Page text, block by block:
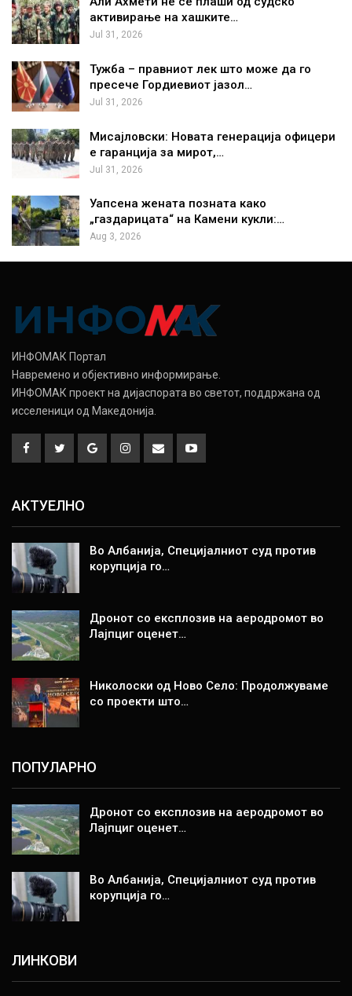
активирање на хашките…
Jul 31, 2026
Тужба – правниот лек што може да го
пресече Гордиевиот јазол…
Jul 31, 2026
Мисајловски: Новата генерација офицери
е гаранција за мирот,…
Jul 31, 2026
Уапсена жената позната како
„газдарицата“ на Камени кукли:…
Aug 3, 2026
ИНФОМАК Портал
Навремено и објективно информирање.
ИНФОМАК проект на дијаспората во светот, поддржана од
исселеници од Македонија.
АКТУЕЛНО
Во Албанија, Специјалниот суд против
корупција го…
Дронот со експлозив на аеродромот во
Лајпциг оценет…
Николоски од Ново Село: Продолжуваме
со проекти што…
ПОПУЛАРНО
Дронот со експлозив на аеродромот во
Лајпциг оценет…
Во Албанија, Специјалниот суд против
корупција го…
ЛИНКОВИ